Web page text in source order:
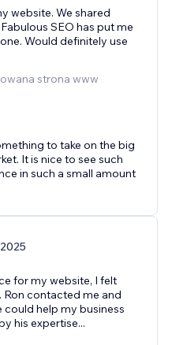
website. We shared
SEO has put me
Would definitely use
strona www
to take on the big
It is nice to see such
in such a small amount
for my website, I felt
contacted me and
help my business
his expertise...